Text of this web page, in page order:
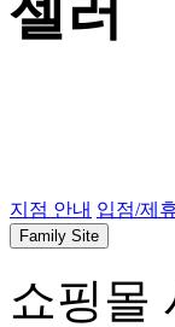
지점 안내 입점/제
Family Site
쇼핑몰